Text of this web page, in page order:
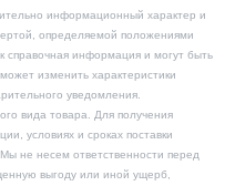
информационный характер и
определяемой положениями
информация и могут быть
изменить характеристики
уведомления.
вида товара. Для получения
условиях и сроках поставки
не несем ответственности перед
выгоду или иной ущерб,